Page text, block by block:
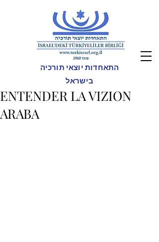
התאחדות יוצאי תורכיה
בישראל
ENTENDER LA VIZION
ARABA